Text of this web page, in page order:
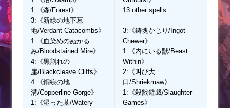
1:《森/Forest》
3:《新緑の地下墓
地/Verdant Catacombs》
1:《血染めのぬかる
み/Bloodstained Mire》
4:《黒割れの
崖/Blackcleave Cliffs》
4:《銅線の地
溝/Copperline Gorge》
1:《湿った墓/Watery
13 other spells
3:《鋳塊かじり/Ingot
Chewer》
1:《内にいる獣/Beast
Within》
2:《叫び大
口/Shriekmaw》
1:《殺戮遊戯/Slaughter
Games》